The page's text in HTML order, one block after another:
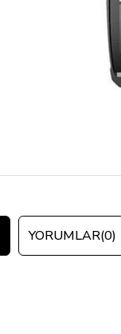
YORUMLAR(0)